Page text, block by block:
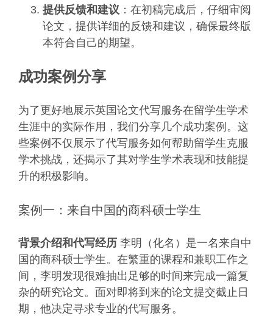
提供反馈和建议 ：在初稿完成后，仔细审阅
论文，提供详细的反馈和建议，确保最终版
本符合自己的期望。
成功案例分享
为了更好地展示英国论文代写服务在留学生学术
生涯中的实际作用，我们分享几个成功案例。这
些案例不仅展示了代写服务如何帮助留学生克服
学术挑战，还揭示了其对学生学术表现和技能提
升的积极影响。
案例一：来自中国的商科硕士学生
背景介绍和代写经历 李明（化名）是一名来自中
国的商科硕士学生。在繁重的课程和兼职工作之
间，李明发现很难抽出足够的时间来完成一篇复
杂的研究论文。面对即将到来的论文提交截止日
期，他决定寻求专业的代写服务。